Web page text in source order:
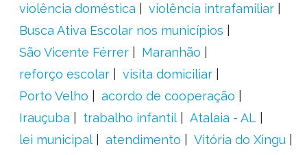
violência doméstica
violência intrafamiliar
Busca Ativa Escolar nos municípios
São Vicente Férrer
Maranhão
reforço escolar
visita domiciliar
Porto Velho
acordo de cooperação
Irauçuba
trabalho infantil
Atalaia - AL
lei municipal
atendimento
Vitória do Xingu